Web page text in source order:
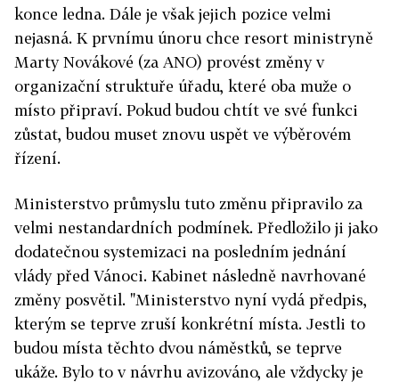
konce ledna. Dále je však jejich pozice velmi
nejasná. K prvnímu únoru chce resort ministryně
Marty Novákové (za ANO) provést změny v
organizační struktuře úřadu, které oba muže o
místo připraví. Pokud budou chtít ve své funkci
zůstat, budou muset znovu uspět ve výběrovém
řízení.
Ministerstvo průmyslu tuto změnu připravilo za
velmi nestandardních podmínek. Předložilo ji jako
dodatečnou systemizaci na posledním jednání
vlády před Vánoci. Kabinet následně navrhované
změny posvětil. "Ministerstvo nyní vydá předpis,
kterým se teprve zruší konkrétní místa. Jestli to
budou místa těchto dvou náměstků, se teprve
ukáže. Bylo to v návrhu avizováno, ale vždycky je